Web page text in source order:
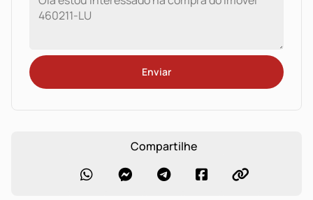
Enviar
Compartilhe